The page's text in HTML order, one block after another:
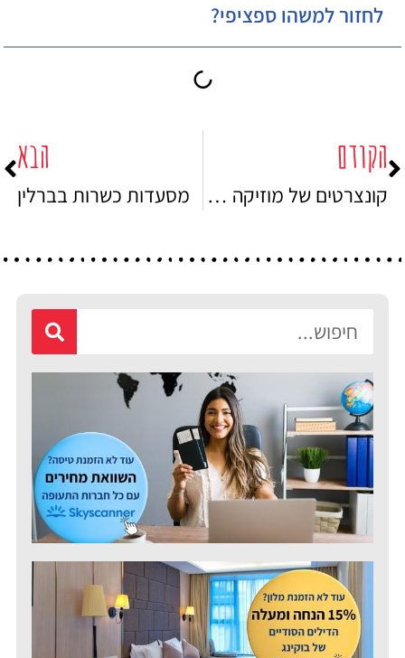
לחזור למשהו ספציפי?
הקודם
קונצרטים של מוזיקה קלאסית בברלין
הבא
מסעדות כשרות בברלין